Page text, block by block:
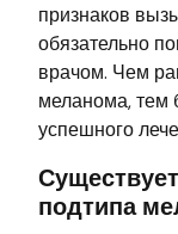
признаков
обязательно
врачом. Чем
меланома, тем
успешного
подтипа